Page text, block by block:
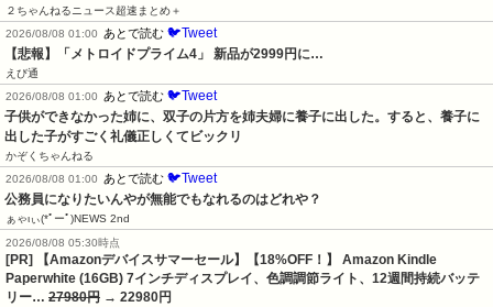
２ちゃんねるニュース超速まとめ＋
2026/08/08 01:00
あとで読む 🐦Tweet
【悲報】「メトロイドプライム4」 新品が2999円に…
えび通
2026/08/08 01:00
あとで読む 🐦Tweet
子供ができなかった姉に、双子の片方を姉夫婦に養子に出した。すると、養子に
出した子がすごく礼儀正しくてビックリ
かぞくちゃんねる
2026/08/08 01:00
あとで読む 🐦Tweet
公務員になりたいんやが無能でもなれるのはどれや？
ぁゃιぃ(*ﾟーﾟ)NEWS 2nd
2026/08/08 05:30時点
[PR] 【Amazonデバイスサマーセール】【18%OFF！】 Amazon Kindle
Paperwhite (16GB) 7インチディスプレイ、色調調節ライト、12週間持続バッテ
リー… 27980円 → 22980円